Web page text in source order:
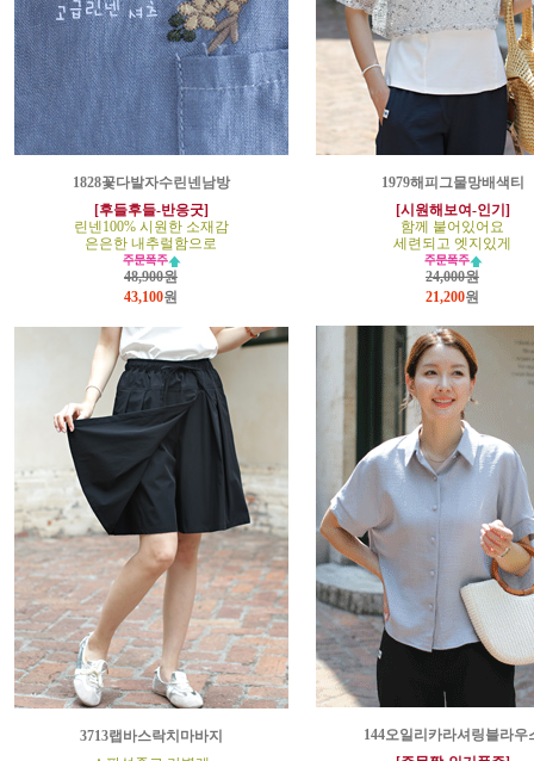
1828꽃다발자수린넨남방
[후들후들-반응굿]
린넨100% 시원한 소재감
은은한 내추럴함으로
48,900원
43,100원
1979해피그물망배색티
[시원해보여-인기]
함께 붙어있어요
세련되고 엣지있게
24,000원
21,200원
3713랩바스락치마바지
144오일리카라셔링블라우